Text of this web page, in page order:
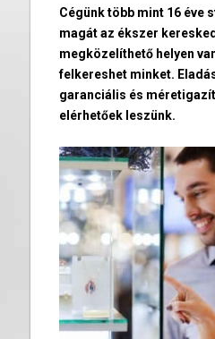
Cégünk több mint 16 éve
magát az ékszer
megközelíthető helyen
felkereshet minket.
garanciális és
elérhetőek leszünk.